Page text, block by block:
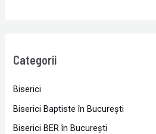
Categorii
Biserici
Biserici Baptiste în Bucureşti
Biserici BER în Bucureşti